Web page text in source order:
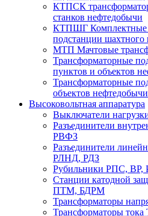
КТПСК
станков нефтедобычи
КТПШГ Комплектные
подстанции шахтного
МТП Мачтовые
Трансформаторные
пунктов и объектов
Трансформаторные
объектов нефтедобычи
Высоковольтная аппаратура
Выключатели
Разъединители
РВФЗ
Разъединители
РЛНД, РДЗ
Рубильники РПС, ВР,
Станции катодной
ПТМ, БДРМ
Трансформаторы
Трансформаторы